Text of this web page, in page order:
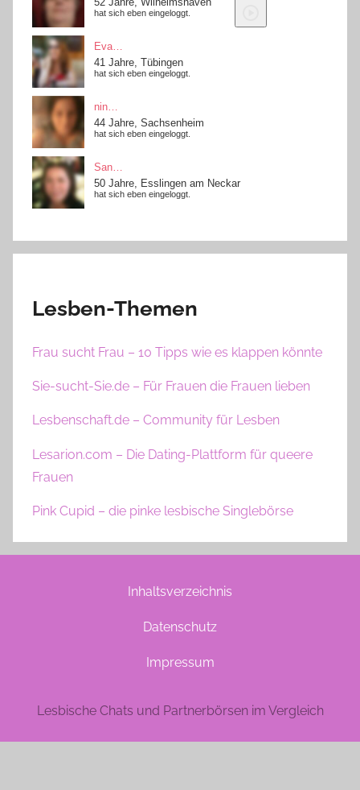
Lesben-Themen
Frau sucht Frau – 10 Tipps wie es klappen könnte
Sie-sucht-Sie.de – Für Frauen die Frauen lieben
Lesbenschaft.de – Community für Lesben
Lesarion.com – Die Dating-Plattform für queere
Frauen
Pink Cupid – die pinke lesbische Singlebörse
Inhaltsverzeichnis
Datenschutz
Impressum
Lesbische Chats und Partnerbörsen im Vergleich